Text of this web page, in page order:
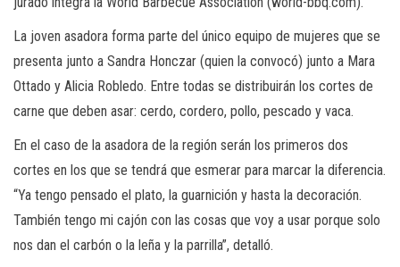
La joven asadora forma parte del único equipo de mujeres que se
presenta junto a Sandra Honczar (quien la convocó) junto a Mara
Ottado y Alicia Robledo. Entre todas se distribuirán los cortes de
carne que deben asar: cerdo, cordero, pollo, pescado y vaca.
En el caso de la asadora de la región serán los primeros dos
cortes en los que se tendrá que esmerar para marcar la diferencia.
“Ya tengo pensado el plato, la guarnición y hasta la decoración.
También tengo mi cajón con las cosas que voy a usar porque solo
nos dan el carbón o la leña y la parrilla”, detalló.